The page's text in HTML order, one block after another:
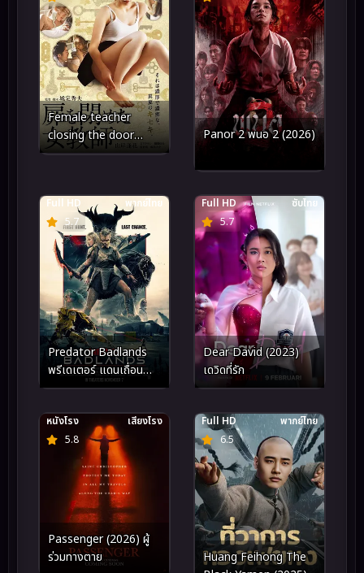
Female teacher
closing the door
(2021)
Panor 2 พนอ 2 (2026)
5.7
Full HD พากย์ไทย
Predator Badlands
พรีเดเตอร์ แดนเถื่อน
(2025)
5.7
Full HD ซับไทย
Dear David (2023)
เดวิดที่รัก
5.8
หนังโรง เสียงโรง
Passenger (2026) ผู้
ร่วมทางตาย
6.5
Full HD พากย์ไทย
Huang Feihong The